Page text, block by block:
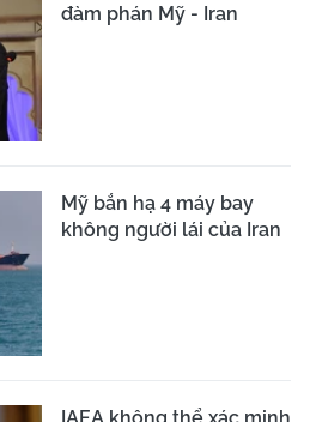
đàm phán Mỹ - Iran
Mỹ bắn hạ 4 máy bay
không người lái của Iran